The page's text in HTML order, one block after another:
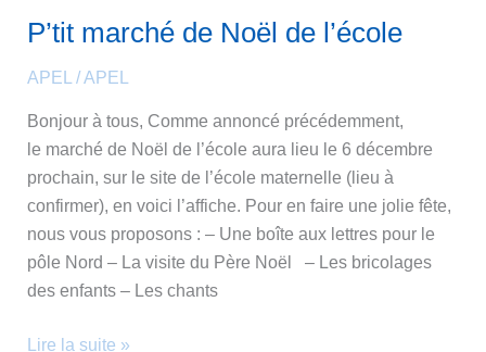
P’tit marché de Noël de l’école
APEL /APEL
Bonjour à tous, Comme annoncé précédemment,
le marché de Noël de l’école aura lieu le 6 décembre
prochain, sur le site de l’école maternelle (lieu à
confirmer), en voici l’affiche. Pour en faire une jolie fête,
nous vous proposons : – Une boîte aux lettres pour le
pôle Nord – La visite du Père Noël ‍ – Les bricolages
des enfants – Les chants
P’tit
de
Noël
de
l’école
Lire la suite »